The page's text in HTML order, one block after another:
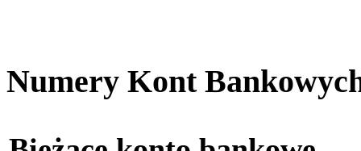
Numery Kont